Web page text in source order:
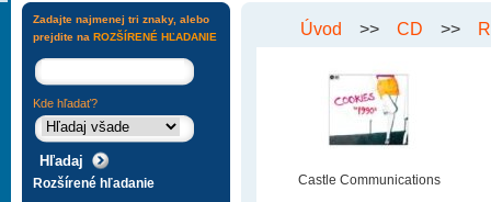
Úvod >> CD >>
Castle Communications
Zadajte najmenej tri znaky, alebo
prejdite na ROZŠÍRENÉ HĽADANIE
Kde hľadať?
Rozšírené hľadanie